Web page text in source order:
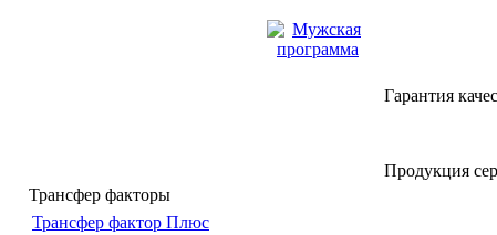
Трансфер факторы
Трансфер фактор Плюс
Гарантия
Продукция